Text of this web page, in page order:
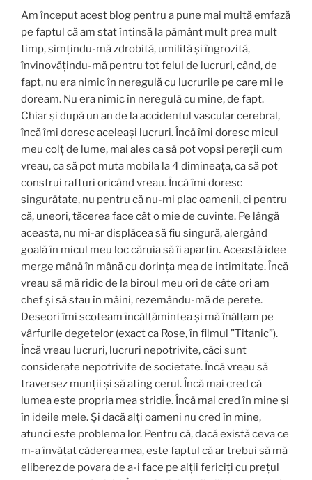
Am început acest blog pentru a pune mai multă emfază
pe faptul că am stat întinsă la pământ mult prea mult
timp, simțindu-mă zdrobită, umilită și îngrozită,
învinovățindu-mă pentru tot felul de lucruri, când, de
fapt, nu era nimic în neregulă cu lucrurile pe care mi le
doream. Nu era nimic în neregulă cu mine, de fapt.
Chiar și după un an de la accidentul vascular cerebral,
încă îmi doresc aceleași lucruri. Încă îmi doresc micul
meu colț de lume, mai ales ca să pot vopsi pereții cum
vreau, ca să pot muta mobila la 4 dimineața, ca să pot
construi rafturi oricând vreau. Încă îmi doresc
singurătate, nu pentru că nu-mi plac oamenii, ci pentru
că, uneori, tăcerea face cât o mie de cuvinte. Pe lângă
aceasta, nu mi-ar displăcea să fiu singură, alergând
goală în micul meu loc căruia să îi aparțin. Această idee
merge mână în mână cu dorința mea de intimitate. Încă
vreau să mă ridic de la biroul meu ori de câte ori am
chef și să stau în mâini, rezemându-mă de perete.
Deseori îmi scoteam încălțămintea și mă înălțam pe
vârfurile degetelor (exact ca Rose, în filmul ”Titanic”).
Încă vreau lucruri, lucruri nepotrivite, căci sunt
considerate nepotrivite de societate. Încă vreau să
traversez munții și să ating cerul. Încă mai cred că
lumea este propria mea stridie. Încă mai cred în mine și
în ideile mele. Și dacă alți oameni nu cred în mine,
atunci este problema lor. Pentru că, dacă există ceva ce
m-a învățat căderea mea, este faptul că ar trebui să mă
eliberez de povara de a-i face pe alții fericiți cu prețul